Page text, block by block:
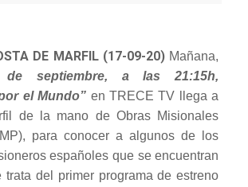
DE MARFIL (17-09-20) Mañana,
septiembre, a las 21:15h,
el Mundo” en TRECE TV llega a
de la mano de Obras Misionales
para conocer a algunos de los
españoles que se encuentran
del primer programa de estreno